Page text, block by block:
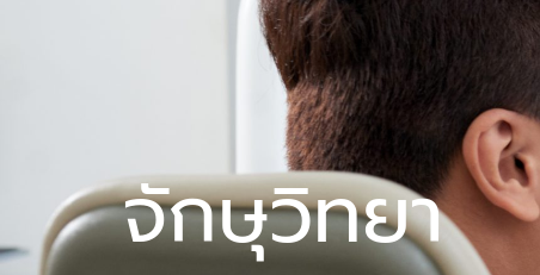
จักษุวิทยา